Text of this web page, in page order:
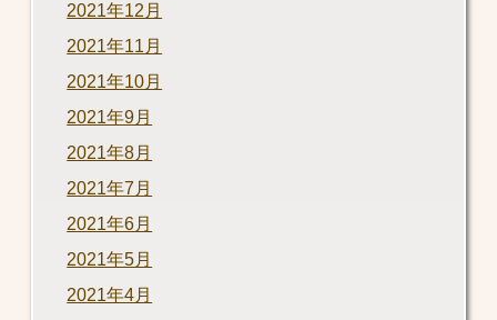
2021年12月
2021年11月
2021年10月
2021年9月
2021年8月
2021年7月
2021年6月
2021年5月
2021年4月